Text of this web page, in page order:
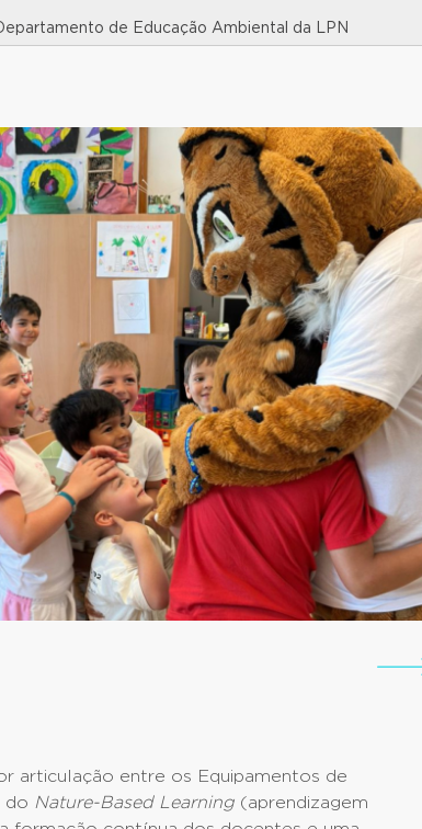
de Educação Ambiental da LPN
articulação entre os Equipamentos de
do Nature-Based Learning (aprendizagem